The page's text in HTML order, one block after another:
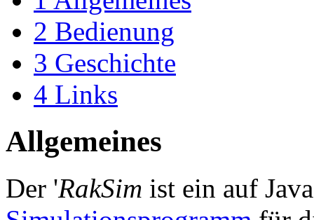
2 Bedienung
3 Geschichte
4 Links
Allgemeines
Der 'RakSim ist ein auf